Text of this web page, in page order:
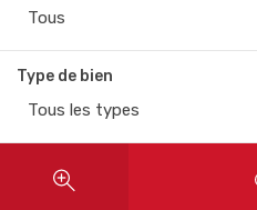
Tous
Type de bien
Tous les types